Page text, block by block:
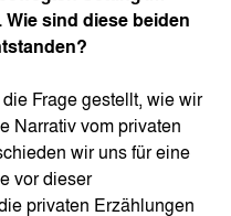
sind diese beiden
Frage gestellt, wie wir
Narrativ vom privaten
wir uns für eine
vor dieser
privaten Erzählungen